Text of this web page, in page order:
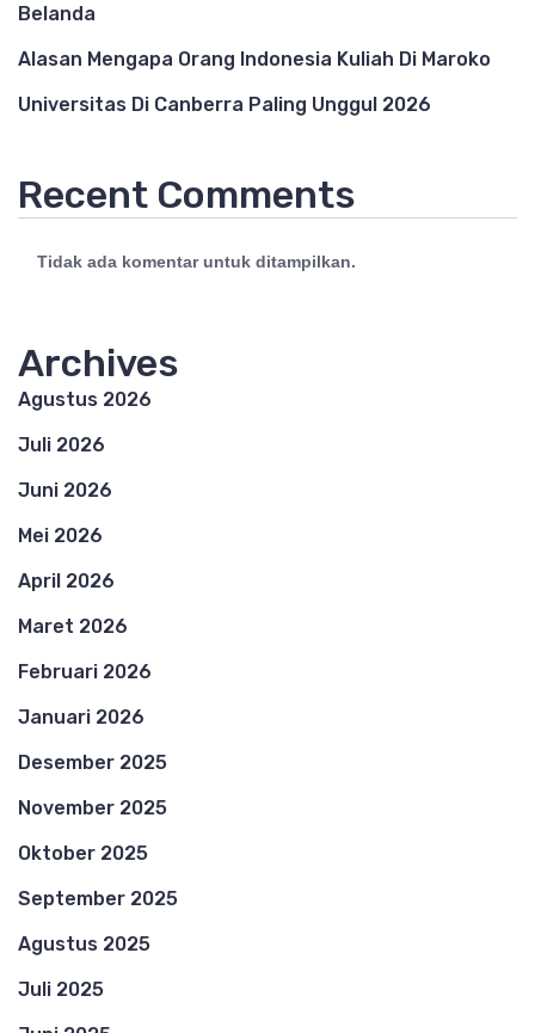
Belanda
Alasan Mengapa Orang Indonesia Kuliah Di Maroko
Universitas Di Canberra Paling Unggul 2026
Recent Comments
Tidak ada komentar untuk ditampilkan.
Archives
Agustus 2026
Juli 2026
Juni 2026
Mei 2026
April 2026
Maret 2026
Februari 2026
Januari 2026
Desember 2025
November 2025
Oktober 2025
September 2025
Agustus 2025
Juli 2025